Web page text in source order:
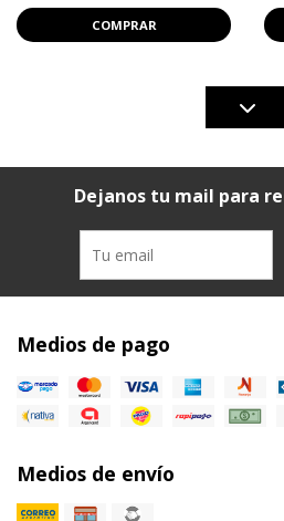
COMPRAR
Dejanos tu mail para
Medios de pago
Medios de envío